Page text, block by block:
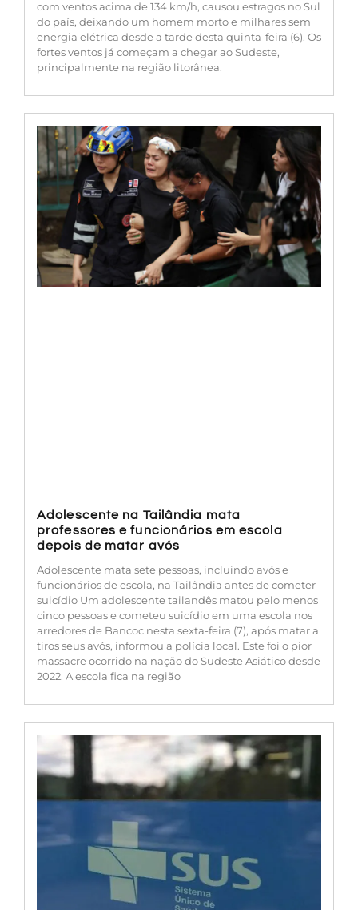
com ventos acima de 134 km/h, causou estragos no Sul
do país, deixando um homem morto e milhares sem
energia elétrica desde a tarde desta quinta-feira (6). Os
fortes ventos já começam a chegar ao Sudeste,
principalmente na região litorânea.
Adolescente na Tailândia mata
professores e funcionários em escola
depois de matar avós
Adolescente mata sete pessoas, incluindo avós e
funcionários de escola, na Tailândia antes de cometer
suicídio Um adolescente tailandês matou pelo menos
cinco pessoas e cometeu suicídio em uma escola nos
arredores de Bancoc nesta sexta-feira (7), após matar a
tiros seus avós, informou a polícia local. Este foi o pior
massacre ocorrido na nação do Sudeste Asiático desde
2022. A escola fica na região